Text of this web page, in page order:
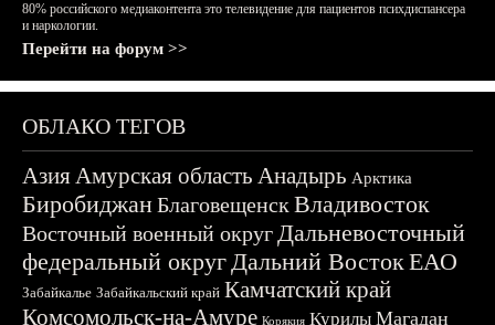
80% российского медиаконтента это телевидение для пациентов психдиспансера
и наркологии.
Перейти на форум >>
ОБЛАКО ТЕГОВ
АзияАмурская область Анадырь Арктика
БиробиджанБлаговещенскВладивосток
Восточный военный округДальневосточный
федеральный округДальний ВостокЕАО
Забайкалье Забайкальский край Камчатский край
Комсомольск-на-Амуре Корякия Курилы Магадан